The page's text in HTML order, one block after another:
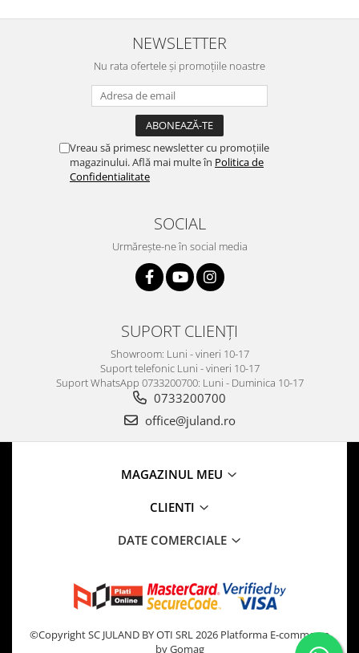
NEWSLETTER
Nu rata ofertele și promoțiile noastre
Vreau să primesc newsletter cu promoțiile
magazinului. Află mai multe în Politica de
Confidentialitate
SOCIAL
Urmărește-ne în social media
SUPORT CLIENȚI
Showroom: Luni - vineri 10-17
Suport telefonic Luni - vineri 10-17
Suport WhatsApp 0733200700: Luni - Duminica 10-17
0733200700
office@juland.ro
MAGAZINUL MEU
CLIENTI
DATE COMERCIALE
©Copyright SC JULAND BY OTI SRL 2026 Platforma E-commerce
by Gomag